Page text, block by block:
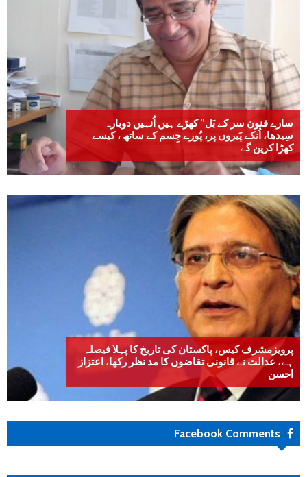
سارے فنون سر کے بَل” کھڑے ہیں اُنہیں دوبارہ
سِیدھا، اُنکے پَیروں پر، پُورے جِسم کے ساتھ ، کیسے
کھڑا کرین گے
پرویزمشرف کیس، پاکستان کی تاریخ کا پہلا فیصلہ
ہے، عدالت نے قانونی تقاضوں کا مد نظر رکھا، اعتزاز
احسن
Facebook Comments